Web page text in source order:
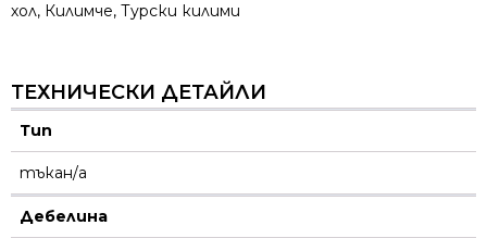
хол, Килимче, Турски килими
ТЕХНИЧЕСКИ ДЕТАЙЛИ
Тип
тъкан/а
Дебелина